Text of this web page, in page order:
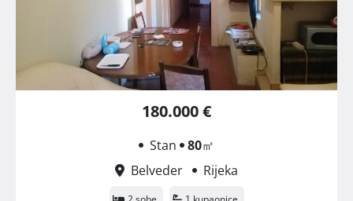
180.000 €
Stan 80㎡
Belveder
Rijeka